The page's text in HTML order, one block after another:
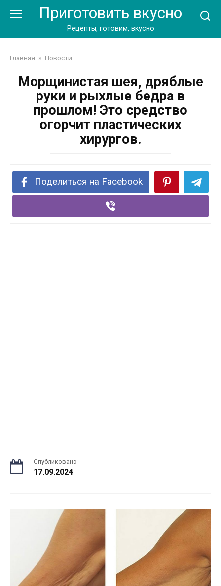
Приготовить вкусно
Рецепты, готовим, вкусно
Главная » Новости
Морщинистая шея, дряблые
руки и рыхлые бедра в
прошлом! Это средство
огорчит пластических
хирургов.
Поделиться на Facebook
Опубликовано
17.09.2024